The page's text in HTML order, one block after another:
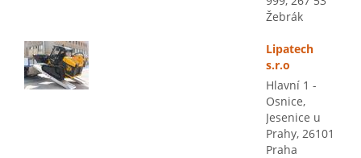
Žebrák
Lipatech
s.r.o
Hlavní 1 -
Osnice,
Jesenice u
Prahy, 26101
Praha